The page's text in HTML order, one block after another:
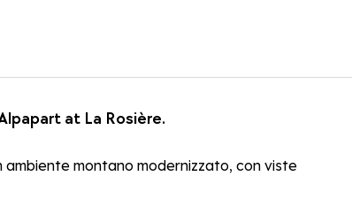
at La Rosière.
montano modernizzato, con viste